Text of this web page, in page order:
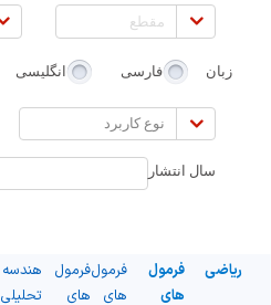
مقطع
زبان فارسی انگلیسی
نوع
کاربرد
سال انتشار
ریاضی
فرمول
های
فرمول
های
فرمول
های
هندسه
تحلیلی